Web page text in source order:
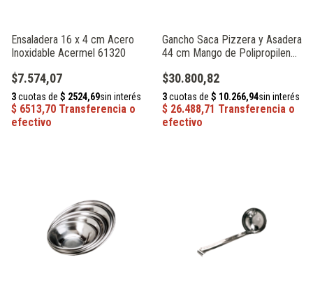
Ensaladera 16 x 4 cm Acero
Inoxidable Acermel 61320
$7.574,07
Gancho Saca Pizzera y Asadera
44 cm Mango de Polipropileno
$30.800,82